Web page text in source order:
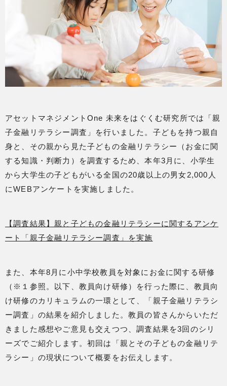
アセットマネジメントOne 未来をはぐくむ研究所では「親
子金融リテラシー調査」を行いました。子どもを持つ親自
身と、その親から見た子どもの金融リテラシー（お金に関
する知識・判断力）を調査するため、本年3月に、小学生
から大学生の子どもがいる全国の20歳以上の男女2,000人
にWEBアンケートを実施しました。
【調査結果】親と子どもの金融リテラシーに関するアンケ
ート「親子金融リテラシー調査」を実施
また、本年8月に小中学校教員を対象にお金に関する研修
（※１参照。以下、教員向け研修）を行った際に、教員向
け研修のカリキュラムの一環として、「親子金融リテラシ
ー調査」の結果を紹介しました。教員の皆さんからいただ
きました感想やご意見も交えつつ、調査結果を3回のシリ
ーズでご紹介します。初回は「親とその子どもの金融リテ
ラシー」の現状について概要をお伝えします。